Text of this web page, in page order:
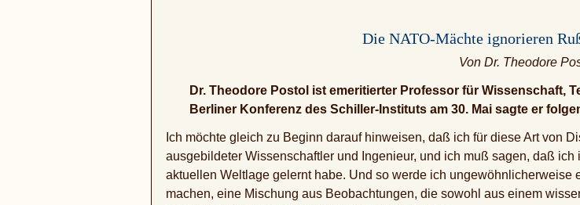
Die NATO-Mächte ignorieren
Von Dr. Theodore
Dr. Theodore Postol ist emeritierter Professor für Wissenschaft,
Berliner Konferenz des Schiller-Instituts am 30. Mai sagte er
Ich möchte gleich zu Beginn darauf hinweisen, daß ich für diese Art von
ausgebildeter Wissenschaftler und Ingenieur, und ich muß sagen, daß
aktuellen Weltlage gelernt habe. Und so werde ich ungewöhnlicherweise
machen, eine Mischung aus Beobachtungen, die sowohl aus einem